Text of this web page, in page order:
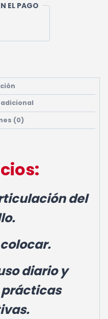
EL PAGO
(0)
del
diario y